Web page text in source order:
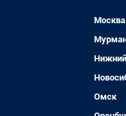
Москва
Омск